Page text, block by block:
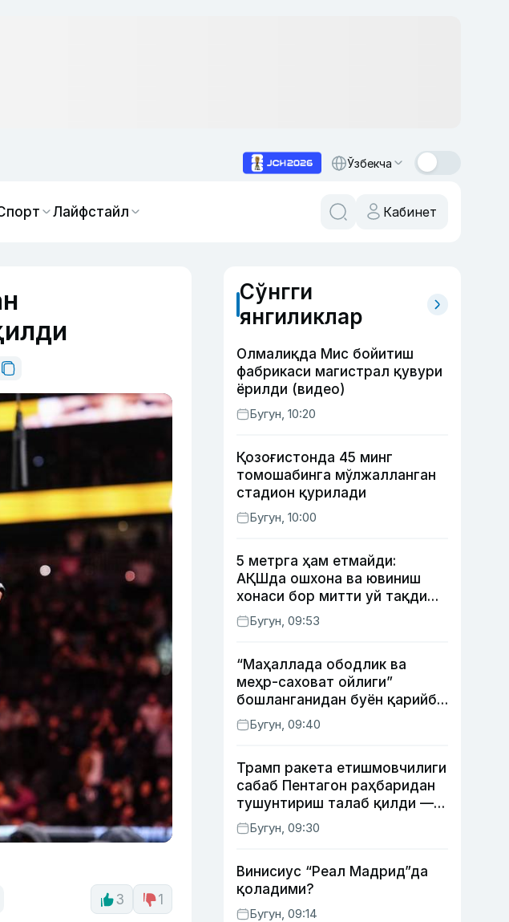
Ўзбекча
Лайфстайл Кабинет
3 1
Сўнгги
янгиликлар
Олмалиқда Мис бойитиш
фабрикаси магистрал қувури
ёрилди (видео)
Бугун, 10:20
Қозоғистонда 45 минг
томошабинга мўлжалланган
стадион қурилади
Бугун, 10:00
5 метрга ҳам етмайди:
АҚШда ошхона ва ювиниш
хонаси бор митти уй тақдим
этилди
Бугун, 09:53
“Маҳаллада ободлик ва
меҳр-саховат ойлиги”
бошланганидан буён қарийб
350 та экологик
ҳуқуқбузарлик аниқланди
Бугун, 09:40
Трамп ракета етишмовчилиги
сабаб Пентагон раҳбаридан
тушунтириш талаб қилди —
WPБугун, 09:30
Винисиус “Реал Мадрид”да
қоладими?
Бугун, 09:14